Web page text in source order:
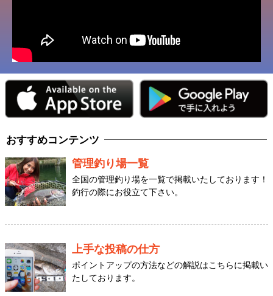
おすすめコンテンツ
管理釣り場一覧
全国の管理釣り場を一覧で掲載いたしております！
釣行の際にお役立て下さい。
上手な投稿の仕方
ポイントアップの方法などの解説はこちらに掲載い
たしております。